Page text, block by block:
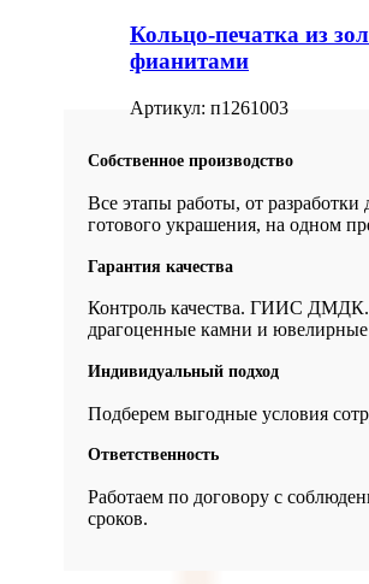
Кольцо-печатка из
фианитами
Артикул: п1261003
Собственное производство
Все этапы работы, от разработки
готового украшения, на одном
Гарантия качества
Контроль качества. ГИИС
драгоценные камни и
Индивидуальный подход
Подберем выгодные условия
Ответственность
Работаем по договору с
сроков.